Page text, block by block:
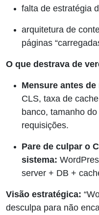
falta de estratégia
arquitetura de
páginas
O que destrava de
Mensure antes de
CLS, taxa de
banco, tamanho
requisições.
Pare de culpar o
sistema:
server + DB +
Visão estratégica:
desculpa para não